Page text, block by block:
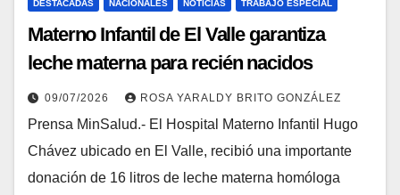
DESTACADAS NACIONALES NOTICIAS TRABAJO ESPECIAL
Materno Infantil de El Valle garantiza
leche materna para recién nacidos
vulnerables
09/07/2026 ROSA YARALDY BRITO GONZÁLEZ
Prensa MinSalud.- El Hospital Materno Infantil Hugo
Chávez ubicado en El Valle, recibió una importante
donación de 16 litros de leche materna homóloga